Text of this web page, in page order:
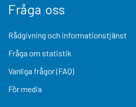
Fråga oss
Rådgivning och informationstjänst
Fråga om statistik
Vanliga frågor (FAQ)
För media